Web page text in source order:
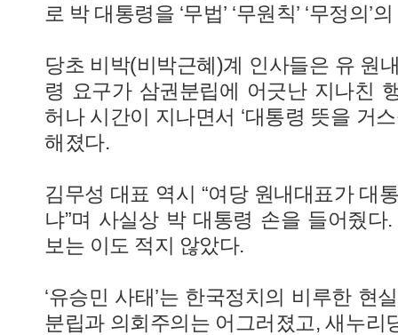
로 박 대통령을 ‘무법’ ‘무원칙’ ‘무정의
당초 비박(비박근혜)계 인사들은 유 원
령 요구가 삼권분립에 어긋난 지나친
허나 시간이 지나면서 ‘대통령 뜻을 거
해졌다.
김무성 대표 역시 “여당 원내대표가 대
냐”며 사실상 박 대통령 손을 들어줬
보는 이도 적지 않았다.
‘유승민 사태’는 한국정치의 비루한 현
분립과 의회주의는 어그러졌고, 새누리